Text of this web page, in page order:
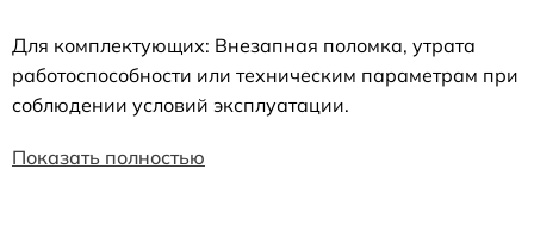
Для комплектующих: Внезапная поломка, утрата
работоспособности или техническим параметрам при
соблюдении условий эксплуатации.
Показать полностью